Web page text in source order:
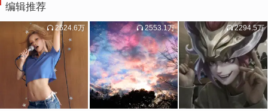
编辑推荐
2524.6万 2553.1万 2294.5万